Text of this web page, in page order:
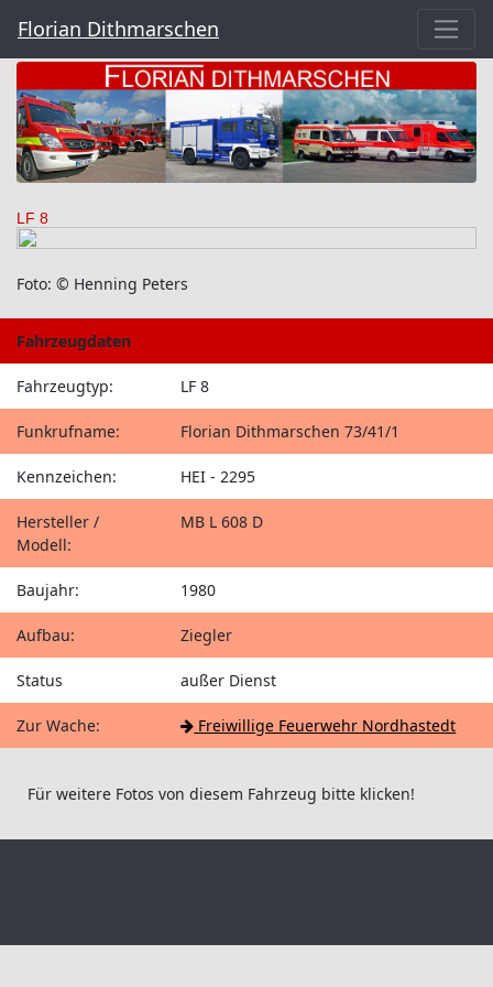
Florian Dithmarschen
LF 8
Foto: © Henning Peters
Fahrzeugdaten
Fahrzeugtyp: LF 8
Funkrufname: Florian Dithmarschen 73/41/1
Kennzeichen: HEI - 2295
Hersteller /
Modell:
MB L 608 D
Baujahr: 1980
Aufbau: Ziegler
Status außer Dienst
Zur Wache: Freiwillige Feuerwehr Nordhastedt
Für weitere Fotos von diesem Fahrzeug bitte klicken!